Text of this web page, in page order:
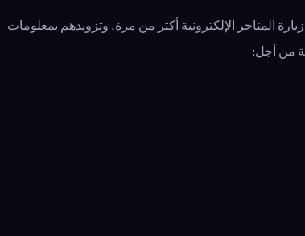
المتاجر الإلكترونية أكثر من مرة. وتزويدهم بمعلومات
من أجل: